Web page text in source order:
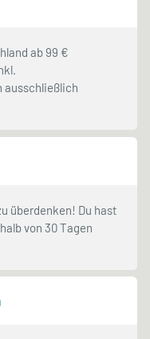
ab 99 €
ausschließlich
überdenken! Du hast
von 30 Tagen